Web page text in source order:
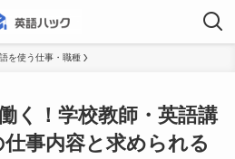
を使う仕事・職種
く！学校教師・英語講
事内容と求められる